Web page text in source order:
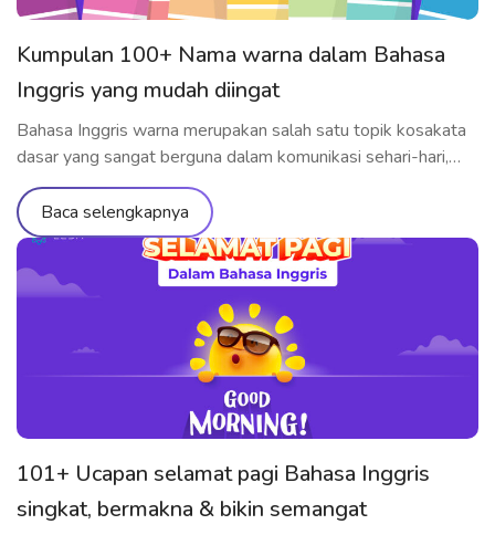
Kumpulan 100+ Nama warna dalam Bahasa
Inggris yang mudah diingat
Bahasa Inggris warna merupakan salah satu topik kosakata
dasar yang sangat berguna dalam komunikasi sehari-hari,
terutama saat mendeskripsikan benda, perasaan, atau gaya.
Dalam artikel ini, ELSA Speak akan membantu kamu
memahami cara penggunaan, arti, serta pelafalan warna-
warna dalam Bahasa Inggris secara tepat dengan dukungan
teknologi kecerdasan buatan eksklusif. Apa bahasa Inggris
dari warna? Saat kamu […]
Baca selengkapnya
101+ Ucapan selamat pagi Bahasa Inggris
singkat, bermakna & bikin semangat